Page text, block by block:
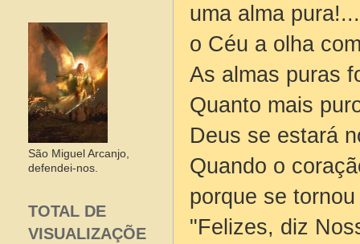
uma alma
o Céu a olha
As almas puras
Quanto mais
Deus se estará
Quando o
porque se
"Felizes, diz
São Miguel Arcanjo,
defendei-nos.
TOTAL DE
VISUALIZAÇÕE